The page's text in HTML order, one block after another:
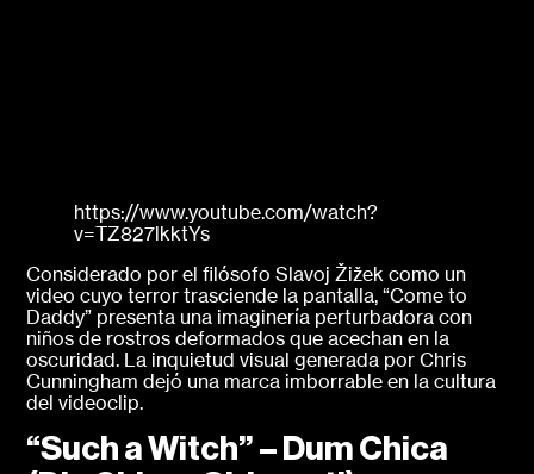
https://www.youtube.com/watch?
v=TZ827lkktYs
Considerado por el filósofo Slavoj Žižek como un
video cuyo terror trasciende la pantalla, “Come to
Daddy” presenta una imaginería perturbadora con
niños de rostros deformados que acechan en la
oscuridad. La inquietud visual generada por Chris
Cunningham dejó una marca imborrable en la cultura
del videoclip.
“Such a Witch” – Dum Chica